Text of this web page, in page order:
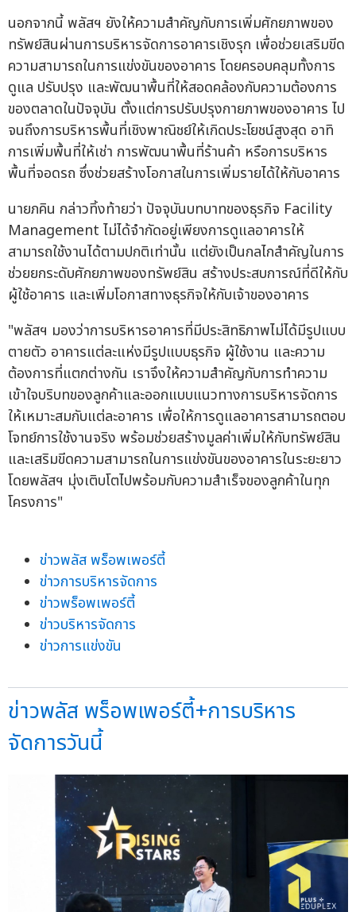
นอกจากนี้ พลัสฯ ยังให้ความสำคัญกับการเพิ่มศักยภาพของ
ทรัพย์สินผ่านการบริหารจัดการอาคารเชิงรุก เพื่อช่วยเสริมขีด
ความสามารถในการแข่งขันของอาคาร โดยครอบคลุมทั้งการ
ดูแล ปรับปรุง และพัฒนาพื้นที่ให้สอดคล้องกับความต้องการ
ของตลาดในปัจจุบัน ตั้งแต่การปรับปรุงกายภาพของอาคาร ไป
จนถึงการบริหารพื้นที่เชิงพาณิชย์ให้เกิดประโยชน์สูงสุด อาทิ
การเพิ่มพื้นที่ให้เช่า การพัฒนาพื้นที่ร้านค้า หรือการบริหาร
พื้นที่จอดรถ ซึ่งช่วยสร้างโอกาสในการเพิ่มรายได้ให้กับอาคาร
นายภคิน กล่าวทิ้งท้ายว่า ปัจจุบันบทบาทของธุรกิจ Facility
Management ไม่ได้จำกัดอยู่เพียงการดูแลอาคารให้
สามารถใช้งานได้ตามปกติเท่านั้น แต่ยังเป็นกลไกสำคัญในการ
ช่วยยกระดับศักยภาพของทรัพย์สิน สร้างประสบการณ์ที่ดีให้กับ
ผู้ใช้อาคาร และเพิ่มโอกาสทางธุรกิจให้กับเจ้าของอาคาร
"พลัสฯ มองว่าการบริหารอาคารที่มีประสิทธิภาพไม่ได้มีรูปแบบ
ตายตัว อาคารแต่ละแห่งมีรูปแบบธุรกิจ ผู้ใช้งาน และความ
ต้องการที่แตกต่างกัน เราจึงให้ความสำคัญกับการทำความ
เข้าใจบริบทของลูกค้าและออกแบบแนวทางการบริหารจัดการ
ให้เหมาะสมกับแต่ละอาคาร เพื่อให้การดูแลอาคารสามารถตอบ
โจทย์การใช้งานจริง พร้อมช่วยสร้างมูลค่าเพิ่มให้กับทรัพย์สิน
และเสริมขีดความสามารถในการแข่งขันของอาคารในระยะยาว
โดยพลัสฯ มุ่งเติบโตไปพร้อมกับความสำเร็จของลูกค้าในทุก
โครงการ"
ข่าวพลัส พร็อพเพอร์ตี้
ข่าวการบริหารจัดการ
ข่าวพร็อพเพอร์ตี้
ข่าวบริหารจัดการ
ข่าวการแข่งขัน
ข่าวพลัส พร็อพเพอร์ตี้+การบริหาร
จัดการวันนี้